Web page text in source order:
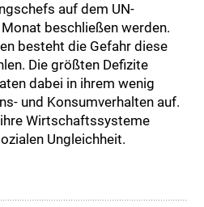
auf dem UN-
beschließen werden.
besteht die Gefahr diese
Die größten Defizite
dabei in ihrem wenig
und Konsumverhalten auf.
Wirtschaftssysteme
Ungleichheit.